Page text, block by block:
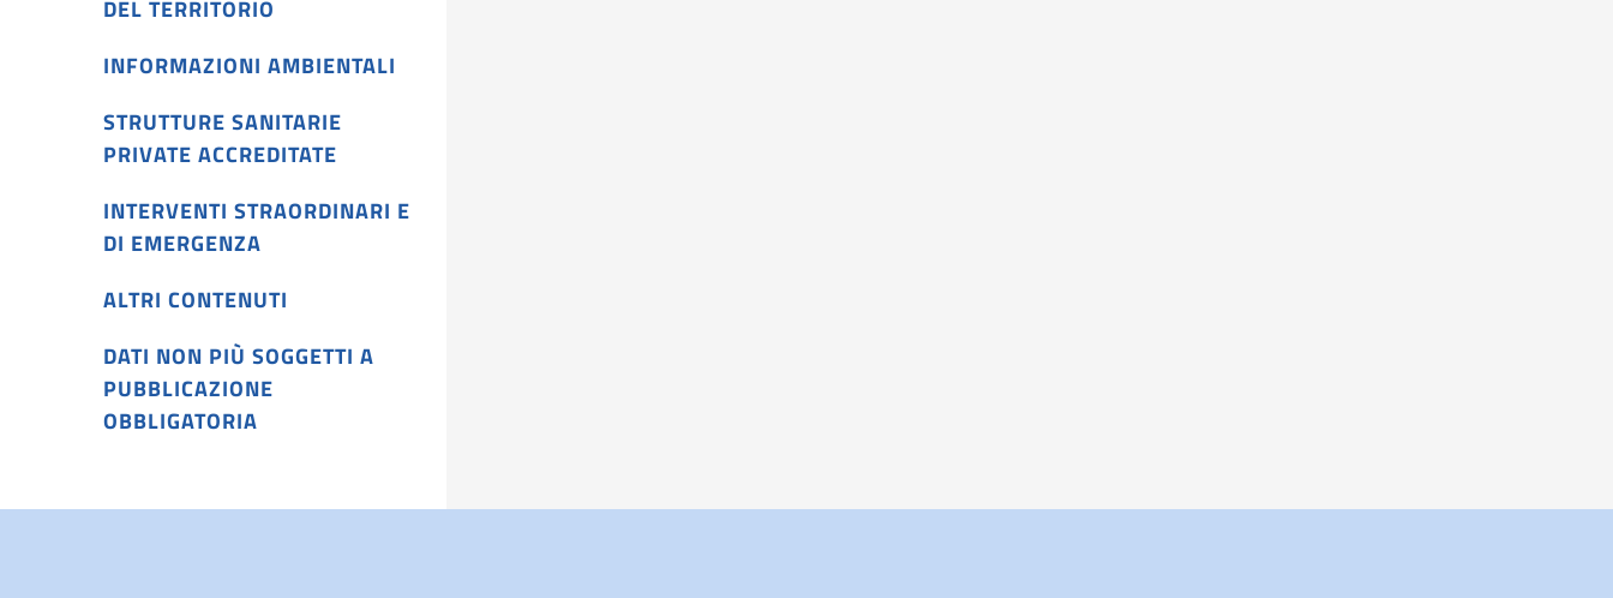
DEL TERRITORIO
INFORMAZIONI AMBIENTALI
STRUTTURE SANITARIE
PRIVATE ACCREDITATE
INTERVENTI STRAORDINARI E
DI EMERGENZA
ALTRI CONTENUTI
DATI NON PIÙ SOGGETTI A
PUBBLICAZIONE
OBBLIGATORIA